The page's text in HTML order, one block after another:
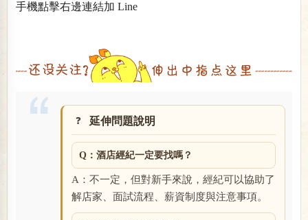
手機點擊右邊連結加 Line
延伸問題說明
Q：酒店經紀一定要找嗎？
A：不一定，但對新手來說，經紀可以協助了
解店家、面試流程、薪資制度與注意事項。